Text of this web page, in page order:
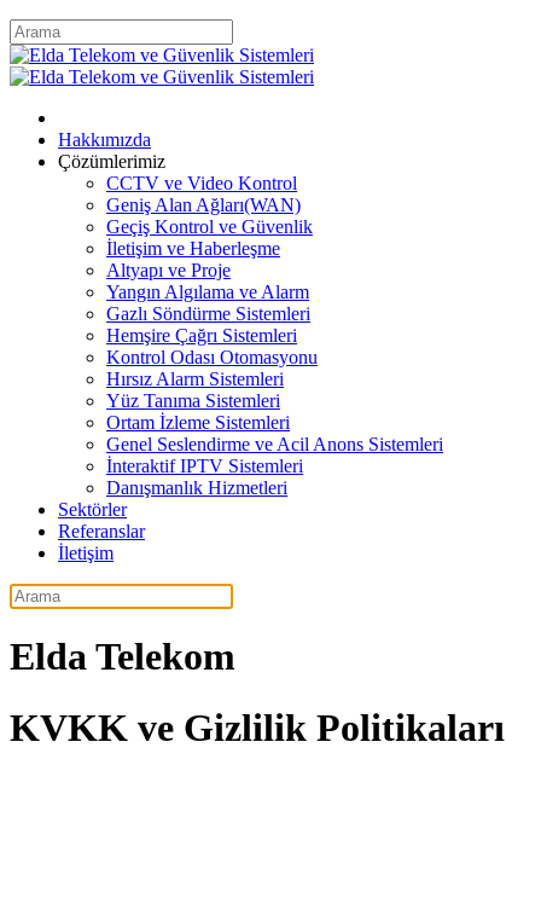
Hakkımızda
Çözümlerimiz
CCTV ve Video Kontrol
Geniş Alan Ağları(WAN)
Geçiş Kontrol ve Güvenlik
İletişim ve Haberleşme
Altyapı ve Proje
Yangın Algılama ve Alarm
Gazlı Söndürme Sistemleri
Hemşire Çağrı Sistemleri
Kontrol Odası Otomasyonu
Hırsız Alarm Sistemleri
Yüz Tanıma Sistemleri
Ortam İzleme Sistemleri
Genel Seslendirme ve Acil Anons Sistemleri
İnteraktif IPTV Sistemleri
Danışmanlık Hizmetleri
Sektörler
Referanslar
İletişim
Elda Telekom
KVKK ve Gizlilik Politikaları